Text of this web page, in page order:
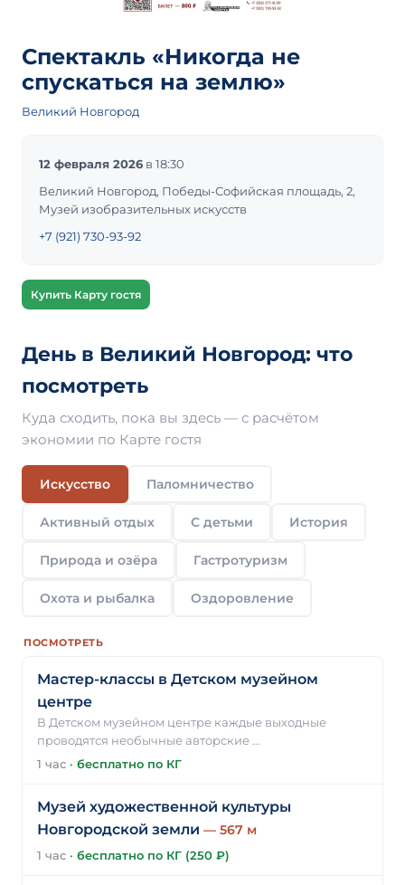
Спектакль «Никогда не
спускаться на землю»
Великий Новгород
12 февраля 2026 в 18:30
Великий Новгород, Победы-Софийская площадь, 2,
Музей изобразительных искусств
+7 (921) 730-93-92
Купить Карту гостя
День в Великий Новгород: что
посмотреть
Куда сходить, пока вы здесь — с расчётом
экономии по Карте гостя
Искусство Паломничество
Активный отдых С детьми История
Природа и озёра Гастротуризм
Охота и рыбалка Оздоровление
ПОСМОТРЕТЬ
Мастер-классы в Детском музейном
центре
В Детском музейном центре каждые выходные
проводятся необычные авторские …
1 час · бесплатно по КГ
Музей художественной культуры
Новгородской земли — 567 м
1 час · бесплатно по КГ (250 ₽)